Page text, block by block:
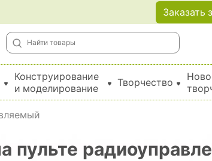
Заказать
Конструирование
и моделирование
Творчество
пульте